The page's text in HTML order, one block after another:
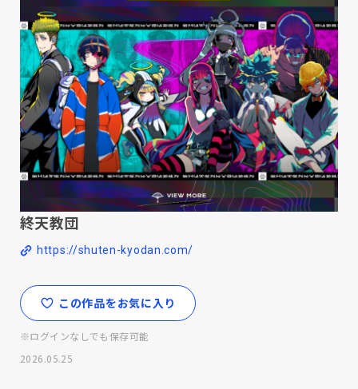
終天教団
https://shuten-kyodan.com/
この作品をお気に入り
※ログインなしでも保存可能
2026.05.25